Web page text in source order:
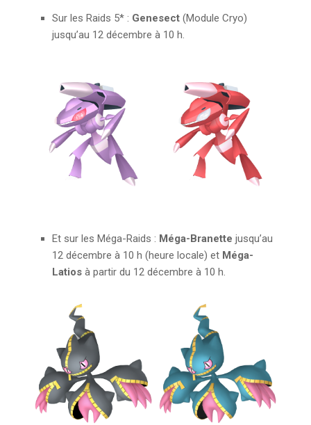
Sur les Raids 5* : Genesect (Module Cryo)
jusqu’au 12 décembre à 10 h.
Et sur les Méga-Raids : Méga-Branette jusqu’au
12 décembre à 10 h (heure locale) et Méga-
Latios à partir du 12 décembre à 10 h.